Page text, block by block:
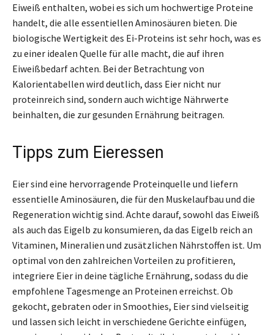
Eiweiß enthalten, wobei es sich um hochwertige Proteine
handelt, die alle essentiellen Aminosäuren bieten. Die
biologische Wertigkeit des Ei-Proteins ist sehr hoch, was es
zu einer idealen Quelle für alle macht, die auf ihren
Eiweißbedarf achten. Bei der Betrachtung von
Kalorientabellen wird deutlich, dass Eier nicht nur
proteinreich sind, sondern auch wichtige Nährwerte
beinhalten, die zur gesunden Ernährung beitragen.
Tipps zum Eieressen
Eier sind eine hervorragende Proteinquelle und liefern
essentielle Aminosäuren, die für den Muskelaufbau und die
Regeneration wichtig sind. Achte darauf, sowohl das Eiweiß
als auch das Eigelb zu konsumieren, da das Eigelb reich an
Vitaminen, Mineralien und zusätzlichen Nährstoffen ist. Um
optimal von den zahlreichen Vorteilen zu profitieren,
integriere Eier in deine tägliche Ernährung, sodass du die
empfohlene Tagesmenge an Proteinen erreichst. Ob
gekocht, gebraten oder in Smoothies, Eier sind vielseitig
und lassen sich leicht in verschiedene Gerichte einfügen,